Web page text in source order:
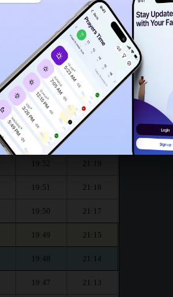
المغرب
Maghrib
العشاء
Isha
19:54 21:21
19:53
19:52 21:19
19:51 21:18
19:50 21:17
19:49 21:15
19:48 21:14
19:47 21:13